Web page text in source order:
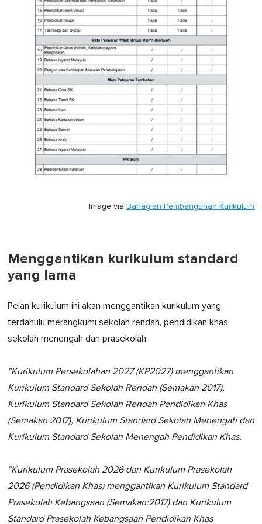
Image via Bahagian Pembangunan Kurikulum
Menggantikan kurikulum standard
yang lama
Pelan kurikulum ini akan menggantikan kurikulum yang
terdahulu merangkumi sekolah rendah, pendidikan khas,
sekolah menengah dan prasekolah.
"Kurikulum Persekolahan 2027 (KP2027) menggantikan
Kurikulum Standard Sekolah Rendah (Semakan 2017),
Kurikulum Standard Sekolah Rendah Pendidikan Khas
(Semakan 2017), Kurikulum Standard Sekolah Menengah dan
Kurikulum Standard Sekolah Menengah Pendidikan Khas.
"Kurikulum Prasekolah 2026 dan Kurikulum Prasekolah
2026 (Pendidikan Khas) menggantikan Kurikulum Standard
Prasekolah Kebangsaan (Semakan:2017) dan Kurikulum
Standard Prasekolah Kebangsaan Pendidikan Khas